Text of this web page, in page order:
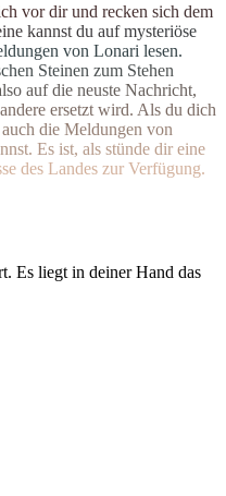
ch vor dir und recken sich dem
ine kannst du auf mysteriöse
von Lonari lesen.
chen Steinen zum Stehen
lso auf die neuste Nachricht,
andere ersetzt wird. Als du dich
auch die Meldungen von
nnst. Es ist, als stünde dir eine
des Landes zur Verfügung.
Es liegt in deiner Hand das